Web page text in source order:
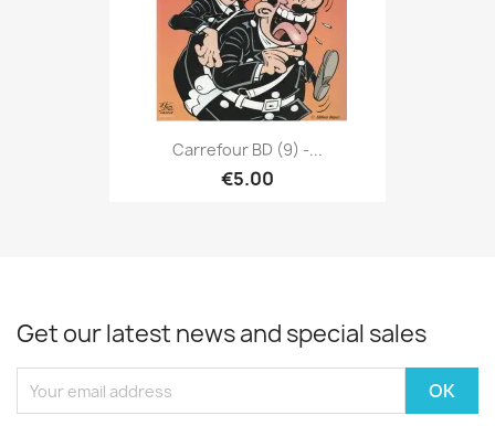
Carrefour BD (9) -...
€5.00
Get our latest news and special sales